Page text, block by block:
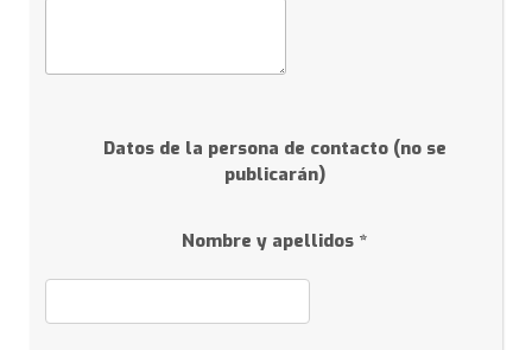
Datos de la persona de contacto (no se
publicarán)
Nombre y apellidos *